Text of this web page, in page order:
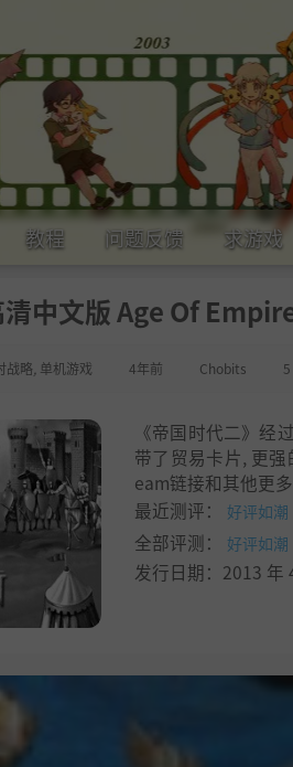
教程 问题反馈 求游戏
中文版 Age Of
战略 单机游戏 4年前 Chobits 5
《帝国时代二》经
带了贸易卡片, 更
eam链接和其他更
最近测评：
好评如
全部评测： 好评如
发行日期：2013 年